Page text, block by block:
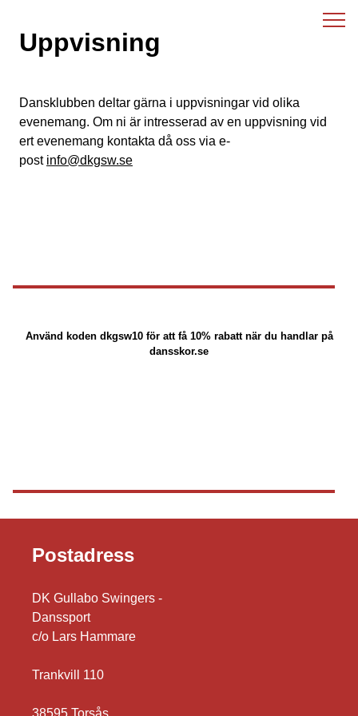
contentUppvisning
Dansklubben deltar gärna i uppvisningar vid olika
evenemang. Om ni är intresserad av en uppvisning vid
ert evenemang kontakta då oss via e-
post info@dkgsw.se
Använd kodendkgsw10 för att få 10% rabatt när du handlar på
dansskor.se
Postadress
DK Gullabo Swingers -
Danssport
c/o Lars Hammare
Trankvill 110